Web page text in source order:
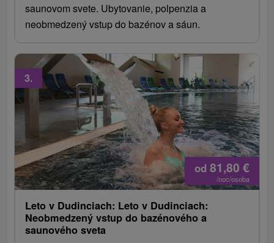
saunovom svete. Ubytovanie, polpenzia a
neobmedzený vstup do bazénov a sáun.
od 81,80 €
/noc/osoba
3.
Leto v Dudinciach: Leto v Dudinciach:
Neobmedzený vstup do bazénového a
saunového sveta